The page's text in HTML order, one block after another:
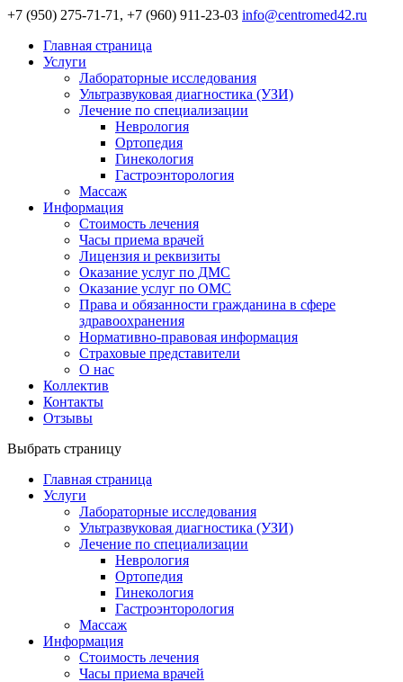
+7 (950) 275-71-71, +7 (960) 911-23-03 info@centromed42.ru
Главная страница
Услуги
Лабораторные исследования
Ультразвуковая диагностика (УЗИ)
Лечение по специализации
Неврология
Ортопедия
Гинекология
Гастроэнторология
Массаж
Информация
Стоимость лечения
Часы приема врачей
Лицензия и реквизиты
Оказание услуг по ДМС
Оказание услуг по ОМС
Права и обязанности гражданина в сфере
здравоохранения
Нормативно-правовая информация
Страховые представители
О нас
Коллектив
Контакты
Отзывы
Выбрать страницу
Главная страница
Услуги
Лабораторные исследования
Ультразвуковая диагностика (УЗИ)
Лечение по специализации
Неврология
Ортопедия
Гинекология
Гастроэнторология
Массаж
Информация
Стоимость лечения
Часы приема врачей